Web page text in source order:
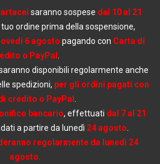
saranno sospese dal 10 al 21
tuo ordine prima della sospensione,
6 agosto pagando con Carta di
o PayPal
disponibili regolarmente anche
spedizioni, per gli ordini pagati con
credito o PayPal
bancario, effettuati dal 7 al 21
a partire da lunedì 24 agosto
regolarmente da lunedì 24
agosto.